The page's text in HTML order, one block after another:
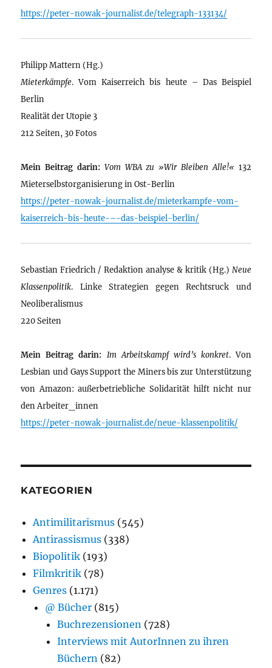
https://peter-nowak-journalist.de/telegraph-133134/
Philipp Mattern (Hg.)
Mieterkämpfe. Vom Kaiserreich bis heute – Das Beispiel
Berlin
Realität der Utopie 3
212 Seiten, 30 Fotos
Mein Beitrag darin: Vom WBA zu »Wir Bleiben Alle!« 132
Mieterselbstorganisierung in Ost-Berlin
https://peter-nowak-journalist.de/mieterkampfe-vom-
kaiserreich-bis-heute-–-das-beispiel-berlin/
Sebastian Friedrich / Redaktion analyse & kritik (Hg.) Neue
Klassenpolitik. Linke Strategien gegen Rechtsruck und
Neoliberalismus
220 Seiten
Mein Beitrag darin: Im Arbeitskampf wird’s konkret. Von
Lesbian und Gays Support the Miners bis zur Unterstützung
von Amazon: außerbetriebliche Solidarität hilft nicht nur
den Arbeiter_innen
https://peter-nowak-journalist.de/neue-klassenpolitik/
KATEGORIEN
Antimilitarismus (545)
Antirassismus (338)
Biopolitik (193)
Filmkritik (78)
Genres (1.171)
@ Bücher (815)
Buchrezensionen (728)
Interviews mit AutorInnen zu ihren
Büchern (82)